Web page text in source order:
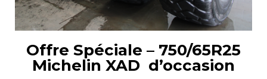
Offre Spéciale – 750/65R25
Michelin XAD d’occasion